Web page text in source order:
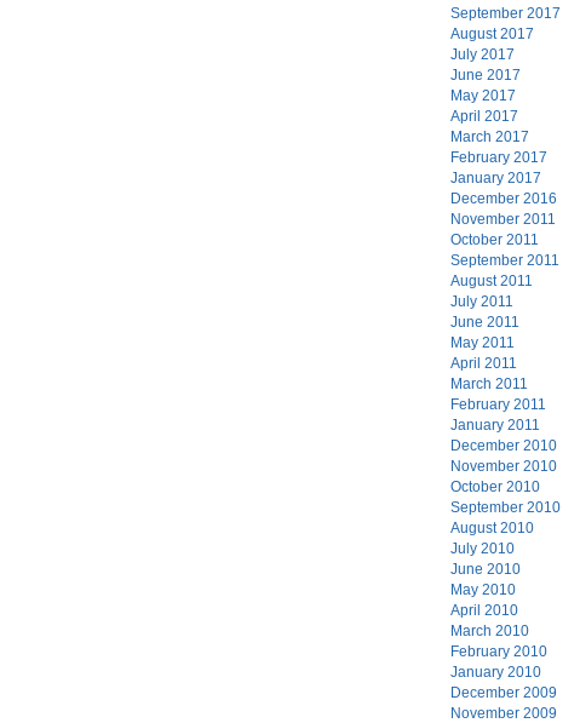
September 2017
August 2017
July 2017
June 2017
May 2017
April 2017
March 2017
February 2017
January 2017
December 2016
November 2011
October 2011
September 2011
August 2011
July 2011
June 2011
May 2011
April 2011
March 2011
February 2011
January 2011
December 2010
November 2010
October 2010
September 2010
August 2010
July 2010
June 2010
May 2010
April 2010
March 2010
February 2010
January 2010
December 2009
November 2009